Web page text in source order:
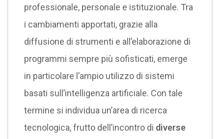
professionale, personale e istituzionale. Tra
i cambiamenti apportati, grazie alla
diffusione di strumenti e all’elaborazione di
programmi sempre più sofisticati, emerge
in particolare l’ampio utilizzo di sistemi
basati sull’intelligenza artificiale. Con tale
termine si individua un’area di ricerca
tecnologica, frutto dell’incontro di diverse